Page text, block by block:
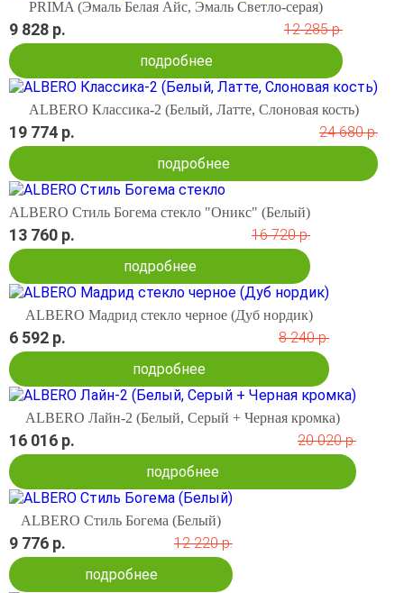
PRIMA (Эмаль Белая Айс, Эмаль Светло-серая)
9 828 р.
12 285 р.
подробнее
ALBERO Классика-2 (Белый, Латте, Слоновая кость)
19 774 р.
24 680 р.
подробнее
ALBERO Стиль Богема стекло "Оникс" (Белый)
13 760 р.
16 720 р.
подробнее
ALBERO Мадрид стекло черное (Дуб нордик)
6 592 р.
8 240 р.
подробнее
ALBERO Лайн-2 (Белый, Серый + Черная кромка)
16 016 р.
20 020 р.
подробнее
ALBERO Стиль Богема (Белый)
9 776 р.
12 220 р.
подробнее